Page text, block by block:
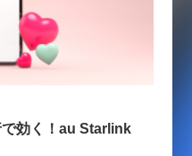
で効く！au Starlink